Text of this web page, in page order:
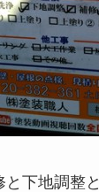
下地調整